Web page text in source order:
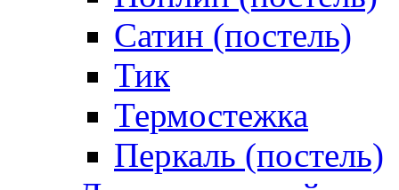
Сатин (постель)
Тик
Термостежка
Перкаль (постель)